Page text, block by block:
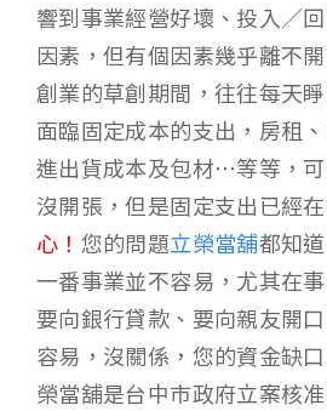
響到事業經營好壞、投入／
因素，但有個因素幾乎離不
創業的草創期間，往往每天
面臨固定成本的支出，房租
進出貨成本及包材…等等，
沒開張，但是固定支出已經在
心！ 您的問題立榮當舖都知
一番事業並不容易，尤其在
要向銀行貸款、要向親友開
容易，沒關係，您的資金缺
榮當舖是台中市政府立案核